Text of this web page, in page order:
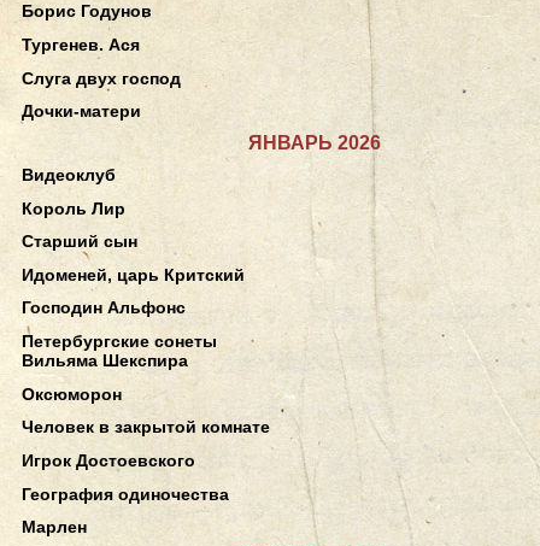
Борис Годунов
Тургенев. Ася
Слуга двух господ
Дочки-матери
ЯНВАРЬ 2026
Видеоклуб
Король Лир
Старший сын
Идоменей, царь Критский
Господин Альфонс
Петербургские сонеты
Вильяма Шекспира
Оксюморон
Человек в закрытой комнате
Игрок Достоевского
География одиночества
Марлен